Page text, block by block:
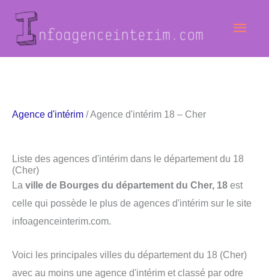
contenu
Agence d'intérim / Agence d'intérim 18 – Cher
Liste des agences d'intérim dans le département du 18
(Cher)
La ville de Bourges du département du Cher, 18 est
celle qui possède le plus de agences d'intérim sur le site
infoagenceinterim.com.
Voici les principales villes du département du 18 (Cher)
avec au moins une agence d'intérim et classé par odre